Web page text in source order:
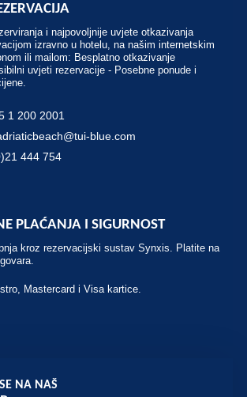
i najpovoljnije uvjete otkazivanja
izravno u hotelu, na našim internetskim
ili mailom: Besplatno otkazivanje
uvjeti rezervacije - Posebne ponude i
1 200 2001
blue.com
444 754
PLAĆANJA I SIGURNOST
kroz rezervacijski sustav Synxis. Platite na
Mastercard i Visa kartice.
NA NAŠ